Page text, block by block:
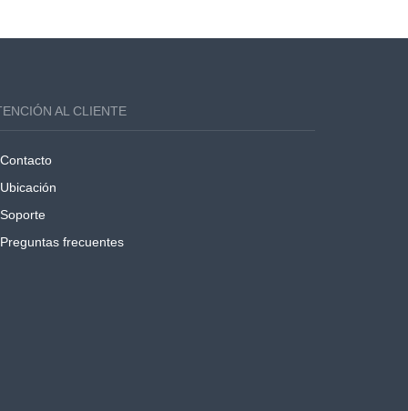
AL CLIENTE
Contacto
Ubicación
Soporte
Preguntas frecuentes